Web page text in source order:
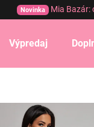
Novinka Mia Bazár:
Výpredaj
Čo